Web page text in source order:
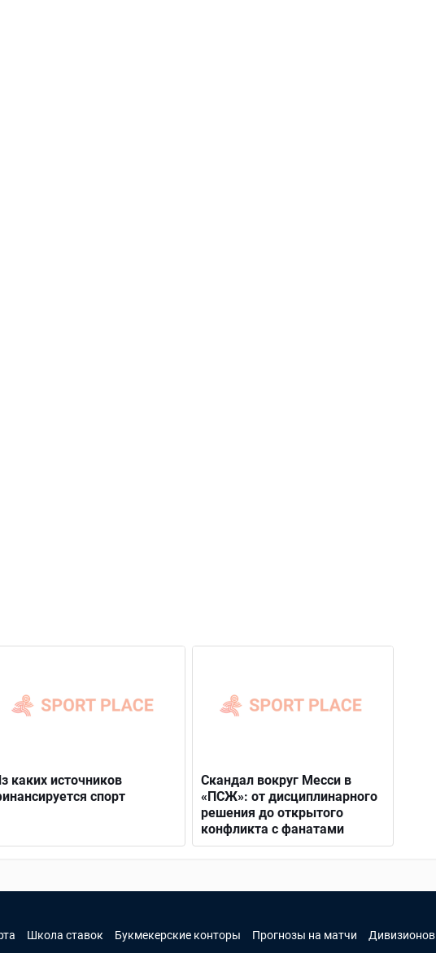
каких источников
спорт
Скандал вокруг Месси в
«ПСЖ»: от дисциплинарного
решения до открытого
конфликта с фанатами
Школа ставок Букмекерские конторы Прогнозы на матчи Дивизионов